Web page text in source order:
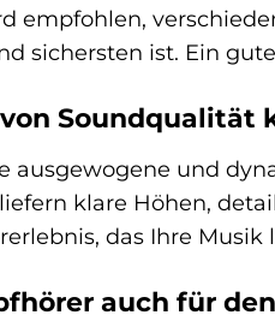
empfohlen,
sichersten ist. Ein
Soundqualität
ausgewogene und
klare Höhen,
das Ihre Musik
auch für